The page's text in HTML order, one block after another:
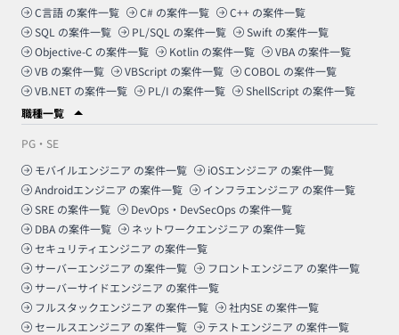
C言語 の案件一覧 C# の案件一覧 C++ の案件一覧
SQL の案件一覧 PL/SQL の案件一覧 Swift の案件一覧
Objective-C の案件一覧 Kotlin の案件一覧 VBA の案件一覧
VB の案件一覧 VBScript の案件一覧 COBOL の案件一覧
VB.NET の案件一覧 PL/I の案件一覧 ShellScript の案件一覧
職種一覧
PG・SE
モバイルエンジニア の案件一覧 iOSエンジニア の案件一覧
Androidエンジニア の案件一覧 インフラエンジニア の案件一覧
SRE の案件一覧 DevOps・DevSecOps の案件一覧
DBA の案件一覧 ネットワークエンジニア の案件一覧
セキュリティエンジニア の案件一覧
サーバーエンジニア の案件一覧 フロントエンジニア の案件一覧
サーバーサイドエンジニア の案件一覧
フルスタックエンジニア の案件一覧 社内SE の案件一覧
セールスエンジニア の案件一覧 テストエンジニア の案件一覧